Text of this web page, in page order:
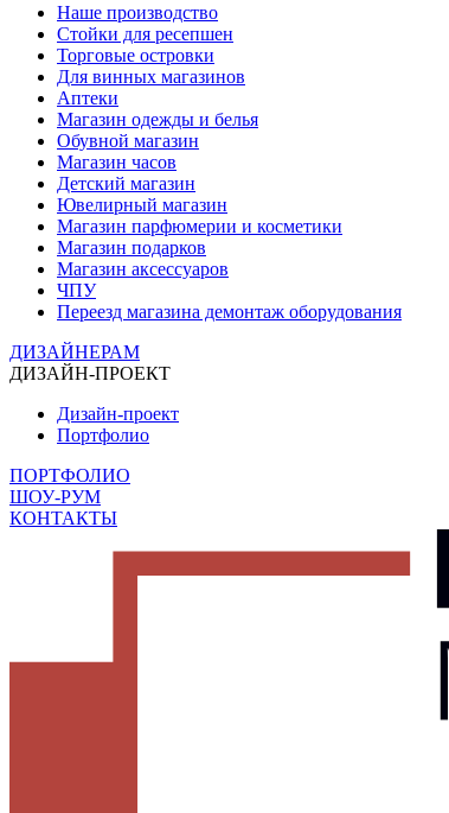
Наше производство
Стойки для ресепшен
Торговые островки
Для винных магазинов
Аптеки
Магазин одежды и белья
Обувной магазин
Магазин часов
Детский магазин
Ювелирный магазин
Магазин парфюмерии и косметики
Магазин подарков
Магазин аксессуаров
ЧПУ
Переезд магазина демонтаж оборудования
ДИЗАЙНЕРАМ
ДИЗАЙН-ПРОЕКТ
Дизайн-проект
Портфолио
ПОРТФОЛИО
ШОУ-РУМ
КОНТАКТЫ